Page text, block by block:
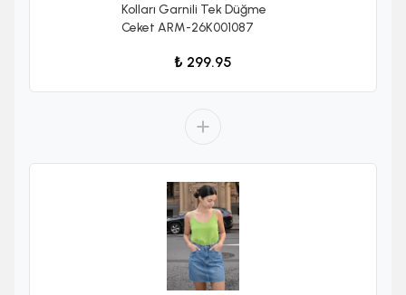
Kolları Garnili Tek Düğme
Ceket ARM-26K001087
₺ 299.95